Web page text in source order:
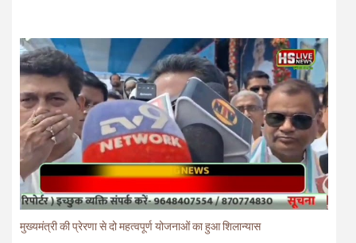
मुख्यमंत्री की प्रेरणा से दो महत्वपूर्ण योजनाओं का हुआ शिलान्यास